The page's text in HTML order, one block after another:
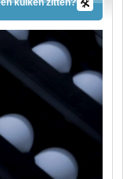
kuiken zitten?